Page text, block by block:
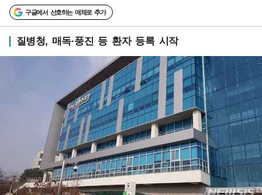
구글에서 선호하는 매체로 추가
질병청, 매독·풍진 등 환자 등록 시작